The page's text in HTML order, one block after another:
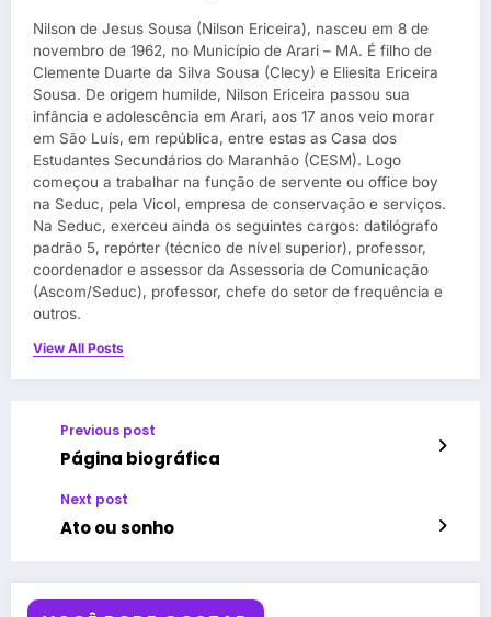
Nilson de Jesus Sousa (Nilson Ericeira), nasceu em 8 de
novembro de 1962, no Município de Arari – MA. É filho de
Clemente Duarte da Silva Sousa (Clecy) e Eliesita Ericeira
Sousa. De origem humilde, Nilson Ericeira passou sua
infância e adolescência em Arari, aos 17 anos veio morar
em São Luís, em república, entre estas as Casa dos
Estudantes Secundários do Maranhão (CESM). Logo
começou a trabalhar na função de servente ou office boy
na Seduc, pela Vicol, empresa de conservação e serviços.
Na Seduc, exerceu ainda os seguintes cargos: datilógrafo
padrão 5, repórter (técnico de nível superior), professor,
coordenador e assessor da Assessoria de Comunicação
(Ascom/Seduc), professor, chefe do setor de frequência e
outros.
View All Posts
Previous post
Página biográfica
Next post
Ato ou sonho